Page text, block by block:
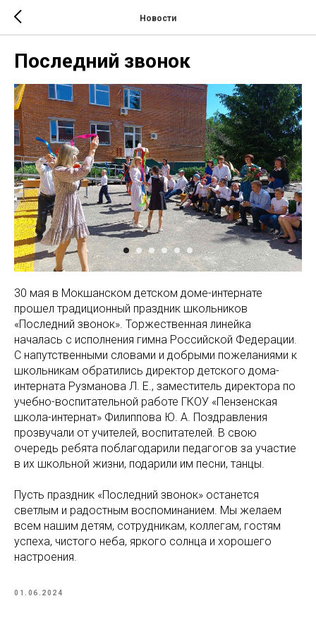
Новости
Последний звонок
30 мая в Мокшанском детском доме-интернате
прошел традиционный праздник школьников
«Последний звонок». Торжественная линейка
началась с исполнения гимна Российской Федерации.
С напутственными словами и добрыми пожеланиями к
школьникам обратились директор детского дома-
интерната Рузманова Л. Е., заместитель директора по
учебно-воспитательной работе ГКОУ «Пензенская
школа-интернат» Филиппова Ю. А. Поздравления
прозвучали от учителей, воспитателей. В свою
очередь ребята поблагодарили педагогов за участие
в их школьной жизни, подарили им песни, танцы.
Пусть праздник «Последний звонок» останется
светлым и радостным воспоминанием. Мы желаем
всем нашим детям, сотрудникам, коллегам, гостям
успеха, чистого неба, яркого солнца и хорошего
настроения.
01.06.2024